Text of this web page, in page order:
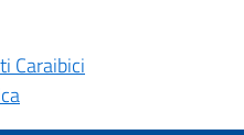
Caraibici